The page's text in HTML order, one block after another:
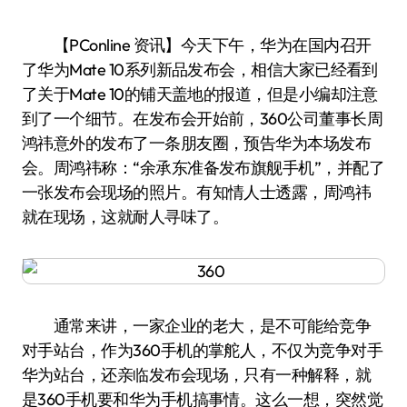
【PConline 资讯】今天下午，华为在国内召开
了华为Mate 10系列新品发布会，相信大家已经看到
了关于Mate 10的铺天盖地的报道，但是小编却注意
到了一个细节。在发布会开始前，360公司董事长周
鸿祎意外的发布了一条朋友圈，预告华为本场发布
会。周鸿祎称：“余承东准备发布旗舰手机”，并配了
一张发布会现场的照片。有知情人士透露，周鸿祎
就在现场，这就耐人寻味了。
通常来讲，一家企业的老大，是不可能给竞争
对手站台，作为360手机的掌舵人，不仅为竞争对手
华为站台，还亲临发布会现场，只有一种解释，就
是360手机要和华为手机搞事情。这么一想，突然觉